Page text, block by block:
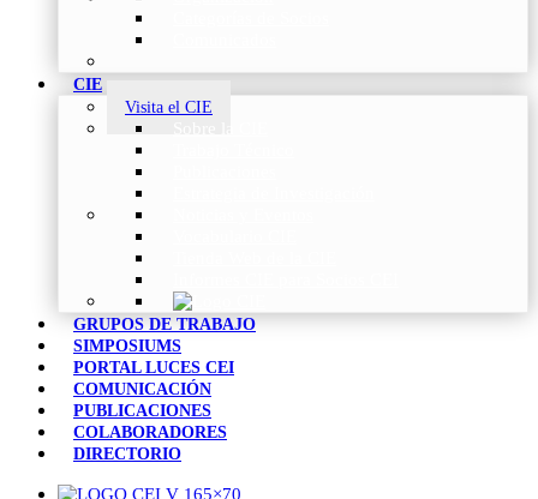
CIE
Visita el CIE
GRUPOS DE TRABAJO
SIMPOSIUMS
PORTAL LUCES CEI
COMUNICACIÓN
PUBLICACIONES
COLABORADORES
DIRECTORIO